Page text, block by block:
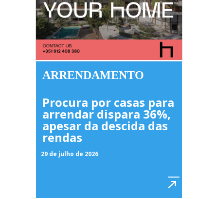
ARRENDAMENTO
Procura por casas para
arrendar dispara 36%,
apesar da descida das
rendas
29 de julho de 2026